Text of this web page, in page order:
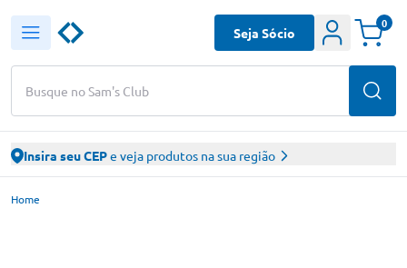
Busque no Sam's Club
Seja Sócio
0
Insira seu CEPe veja produtos na sua região
Home